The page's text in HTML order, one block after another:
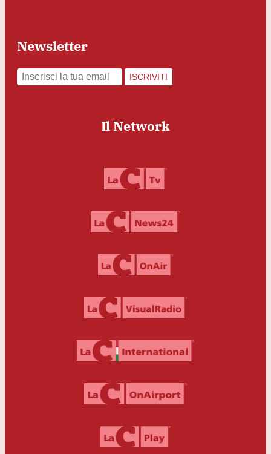
Newsletter
ISCRIVITI
Il Network